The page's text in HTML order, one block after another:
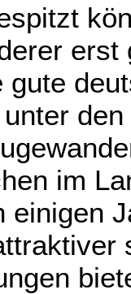
gute
im
einigen